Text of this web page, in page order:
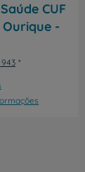
CUF
-
943